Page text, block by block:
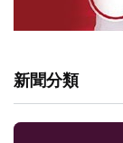
新聞分類